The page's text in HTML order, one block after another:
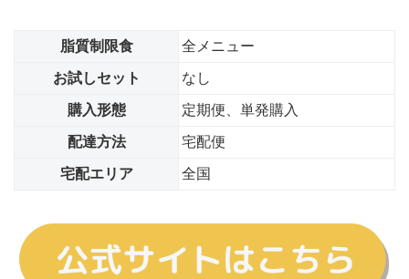
脂質制限食 全メニュー
お試しセット なし
購入形態 定期便、単発購入
配達方法 宅配便
宅配エリア 全国